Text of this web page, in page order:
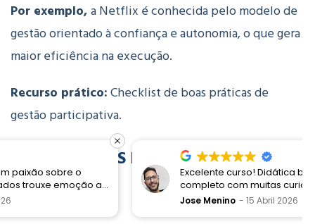
Por exemplo,a Netflix é conhecida pelo modelo de
gestão orientado à confiança e autonomia, o que gera
maior eficiência na execução.
Recurso prático:Checklist de boas práticas de
gestão participativa.
6. PROBLEMAS DE COMUNICAÇÃO
INTERNAExcelente curso! Didática boa e conteúdo
completo com muitas curiosidades sobre os
processos Disney e a proposta de encantamento